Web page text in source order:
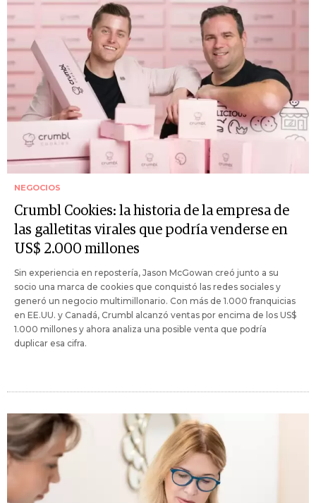
NEGOCIOS
Crumbl Cookies: la historia de la empresa de
las galletitas virales que podría venderse en
US$ 2.000 millones
Sin experiencia en repostería, Jason McGowan creó junto a su
socio una marca de cookies que conquistó las redes sociales y
generó un negocio multimillonario. Con más de 1.000 franquicias
en EE.UU. y Canadá, Crumbl alcanzó ventas por encima de los US$
1.000 millones y ahora analiza una posible venta que podría
duplicar esa cifra.